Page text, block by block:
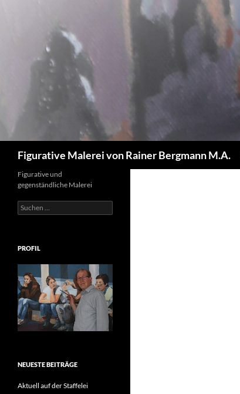
Figurative Malerei von Rainer Bergmann M.A.
Figurative und
gegenständliche Malerei
Suchen
nach:
PROFIL
NEUESTE BEITRÄGE
Aktuell auf der Staffelei